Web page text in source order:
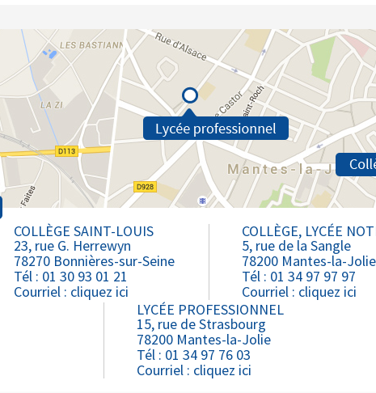
COLLÈGE SAINT-LOUIS
23, rue G. Herrewyn
78270 Bonnières-sur-Seine
Tél : 01 30 93 01 21
Courriel : cliquez ici
COLLÈGE, LYCÉE
5, rue de la Sangle
78200 Mantes-la-Jolie
Tél : 01 34 97 97 97
Courriel : cliquez ici
LYCÉE PROFESSIONNEL
15, rue de Strasbourg
78200 Mantes-la-Jolie
Tél : 01 34 97 76 03
Courriel : cliquez ici